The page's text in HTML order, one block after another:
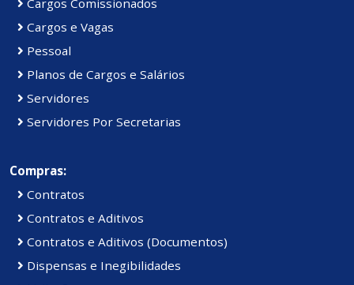
Cargos e Vagas
Pessoal
Planos de Cargos e Salários
Servidores
Servidores Por Secretarias
Compras:
Contratos
Contratos e Aditivos
Contratos e Aditivos (Documentos)
Dispensas e Inegibilidades